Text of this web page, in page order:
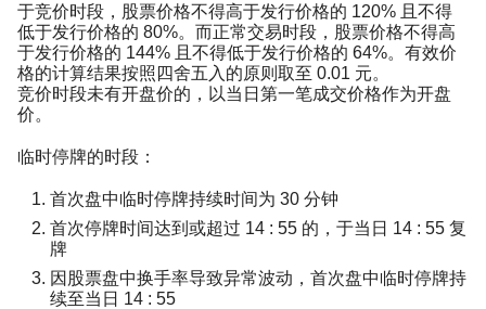
于竞价时段，股票价格不得高于发行价格的 120% 且不得
低于发行价格的 80%。而正常交易时段，股票价格不得高
于发行价格的 144% 且不得低于发行价格的 64%。有效价
格的计算结果按照四舍五入的原则取至 0.01 元。
竞价时段未有开盘价的，以当日第一笔成交价格作为开盘
价。
临时停牌的时段：
首次盘中临时停牌持续时间为 30 分钟
首次停牌时间达到或超过 14 : 55 的，于当日 14 : 55 复
牌
因股票盘中换手率导致异常波动，首次盘中临时停牌持
续至当日 14 : 55